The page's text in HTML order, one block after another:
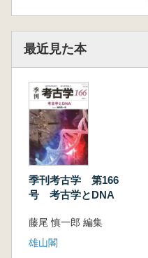
最近見た本
季刊考古学 第166
号 考古学とDNA
藤尾 慎一郎 編集
雄山閣